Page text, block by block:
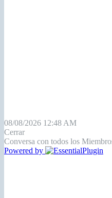
08/08/2026 12:48 AM
Cerrar
Conversa con todos los
Powered by